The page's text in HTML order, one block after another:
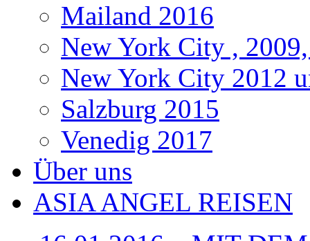
Mailand 2016
New York City ,
New York City 2012
Salzburg 2015
Venedig 2017
Über uns
ASIA ANGEL REISEN